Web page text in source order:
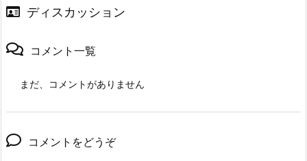
ディスカッション
コメント一覧
まだ、コメントがありません
コメントをどうぞ